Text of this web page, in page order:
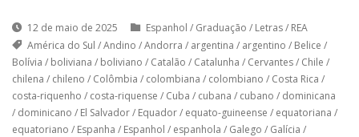
12 de maio de 2025 Espanhol / Graduação / Letras/ REA
América do Sul /Andino /Andorra / argentina / argentino / Belice /
Bolívia / boliviana / boliviano / Catalão / Catalunha / Cervantes/ Chile /
chilena / chileno / Colômbia / colombiana / colombiano / Costa Rica /
costa-riquenho / costa-riquense / Cuba / cubana / cubano / dominicana
/ dominicano / El Salvador/ Equador/ equato-guineense / equatoriana /
equatoriano / Espanha / Espanhol / espanhola / Galego / Galícia /